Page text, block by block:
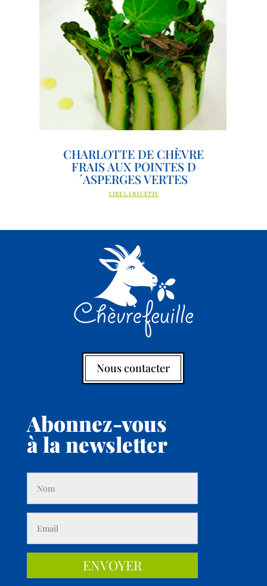
CHARLOTTE DE CHÈVRE
FRAIS AUX POINTES D
´ASPERGES VERTES
LIRE LA RECETTE
Nous contacter
Abonnez-vous
à la newsletter